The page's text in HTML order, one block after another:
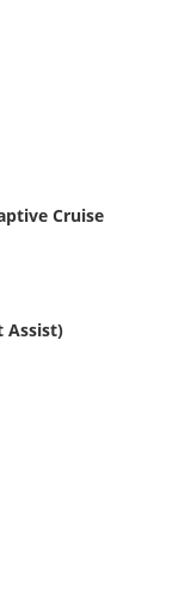
Cruise
Assist)